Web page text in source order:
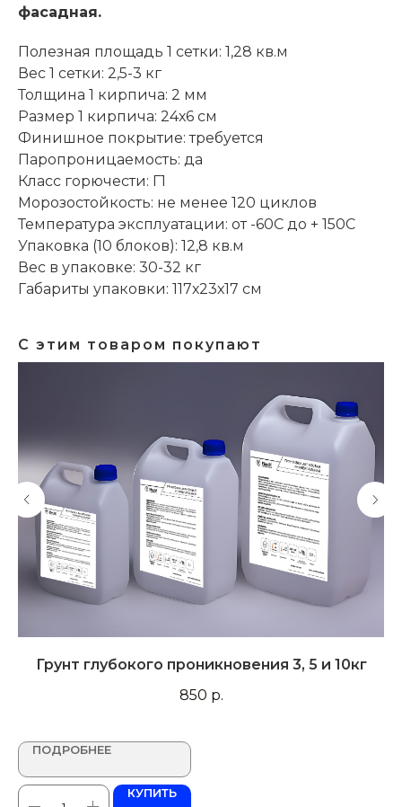
фасадная.
Полезная площадь 1 сетки: 1,28 кв.м
Вес 1 сетки: 2,5-3 кг
Толщина 1 кирпича: 2 мм
Размер 1 кирпича: 24х6 см
Финишное покрытие: требуется
Паропроницаемость: да
Класс горючести: Г1
Морозостойкость: не менее 120 циклов
Температура эксплуатации: от -60С до + 150С
Упаковка (10 блоков): 12,8 кв.м
Вес в упаковке: 30-32 кг
Габариты упаковки: 117х23х17 см
С этим товаром покупают
Грунт глубокого проникновения 3, 5 и 10кг
850 р.
ПОДРОБНЕЕ
КУПИТЬ